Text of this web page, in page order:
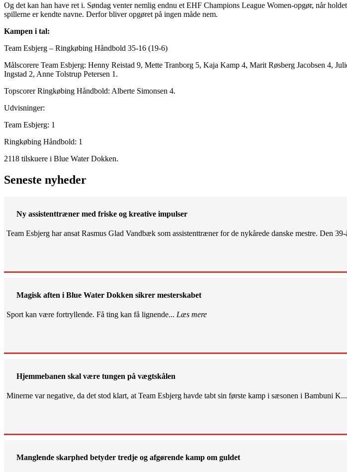
Og det kan han have ret i. Søndag venter nemlig endnu et EHF Champions League Women-opgør, når
spillerne er kendte navne. Derfor bliver opgøret på ingen måde nem.
Kampen i tal:
Team Esbjerg – Ringkøbing Håndbold 35-16 (19-6)
Målscorere Team Esbjerg: Henny Reistad 9, Mette Tranborg 5, Kaja Kamp 4, Marit Røsberg Jacobsen 4,
Ingstad 2, Anne Tolstrup Petersen 1.
Topscorer Ringkøbing Håndbold: Alberte Simonsen 4.
Udvisninger:
Team Esbjerg: 1
Ringkøbing Håndbold: 1
2118 tilskuere i Blue Water Dokken.
Seneste nyheder
Ny assistenttræner med friske og kreative impulser
Team Esbjerg har ansat Rasmus Glad Vandbæk som assistenttræner for de nykårede danske mestre. Den
Magisk aften i Blue Water Dokken sikrer mesterskabet
Sport kan være fortryllende. Få ting kan få lignende... Læs mere
Hjemmebanen skal være tungen på vægtskålen
Minerne var negative, da det stod klart, at Team Esbjerg havde tabt sin første kamp i sæsonen i Bambuni K...
Manglende skarphed betyder tredje og afgørende kamp om guldet